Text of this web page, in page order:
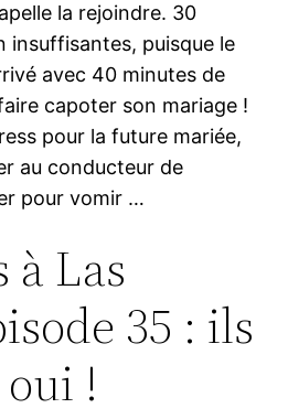
la rejoindre. 30
insuffisantes, puisque le
avec 40 minutes de
capoter son mariage !
pour la future mariée,
au conducteur de
pour vomir …
à Las
35 : ils
!